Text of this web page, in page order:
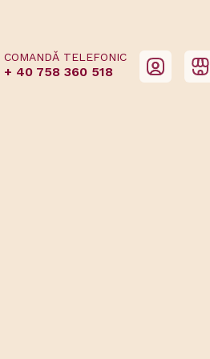
COMANDĂ TELEFONIC
+ 40 758 360 518